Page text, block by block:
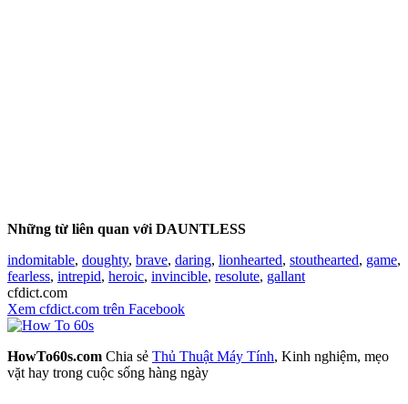
Những từ liên quan với DAUNTLESS
indomitable, doughty, brave, daring, lionhearted, stouthearted, game,
fearless, intrepid, heroic, invincible, resolute, gallant
cfdict.com
Xem cfdict.com trên Facebook
HowTo60s.com Chia sẻ Thủ Thuật Máy Tính, Kinh nghiệm, mẹo
vặt hay trong cuộc sống hàng ngày